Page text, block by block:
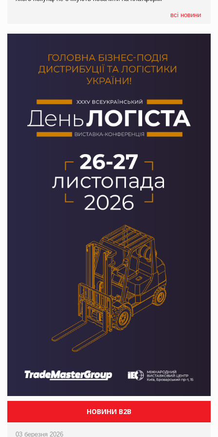
всі новини
НОВИНИ B2B
03 березня 2026